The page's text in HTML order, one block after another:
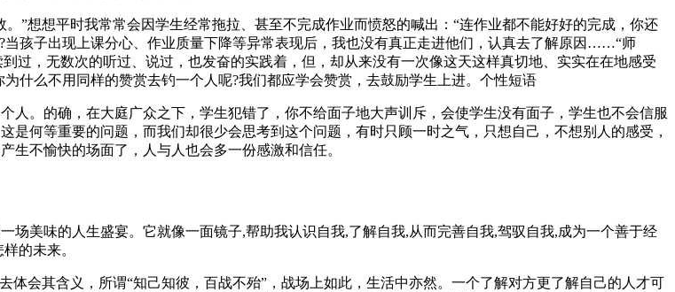
”想想平时我常常会因学生经常拖拉、甚至不完成作业而愤怒的喊出：“连作业都不能好好的完成，你还
孩子出现上课分心、作业质量下降等异常表现后，我也没有真正走进他们，认真去了解原因……“师
过，无数次的听过、说过，也发奋的实践着，但，却从来没有一次像这天这样真切地、实实在在地感受
什么不用同样的赞赏去钓一个人呢?我们都应学会赞赏，去鼓励学生上进。个性短语
。的确，在大庭广众之下，学生犯错了，你不给面子地大声训斥，会使学生没有面子，学生也不会信服
何等重要的问题，而我们却很少会思考到这个问题，有时只顾一时之气，只想自己，不想别人的感受，
生不愉快的场面了，人与人也会多一份感激和信任。
美味的人生盛宴。它就像一面镜子,帮助我认识自我,了解自我,从而完善自我,驾驭自我,成为一个善于经
的未来。
会其含义，所谓“知己知彼，百战不殆”，战场上如此，生活中亦然。一个了解对方更了解自己的人才可